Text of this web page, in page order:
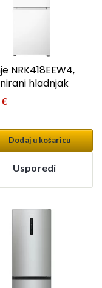
NRK418EEW4,
hladnjak
€
Dodaj u košaricu
Usporedi